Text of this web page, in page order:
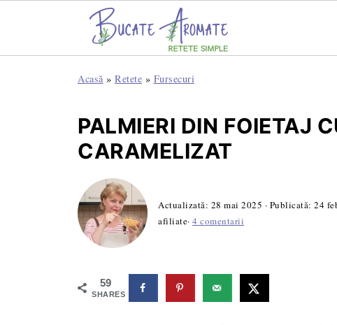
Acasă » Retete » Fursecuri
PALMIERI DIN FOIETAJ
CARAMELIZAT
Actualizată: 28 mai 2025 · Publicată: 24
afiliate· 4 comentarii
59
SHARES